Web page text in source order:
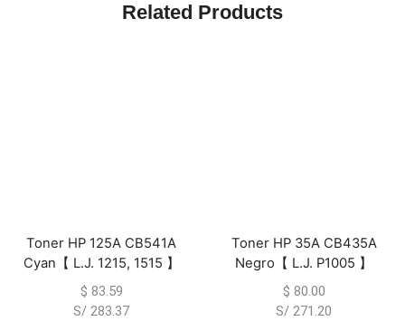
Related Products
Toner HP 125A CB541A
Cyan【 L.J. 1215, 1515 】
$ 83.59
S/ 283.37
Toner HP 35A CB435A
Negro【 L.J. P1005 】
$ 80.00
S/ 271.20